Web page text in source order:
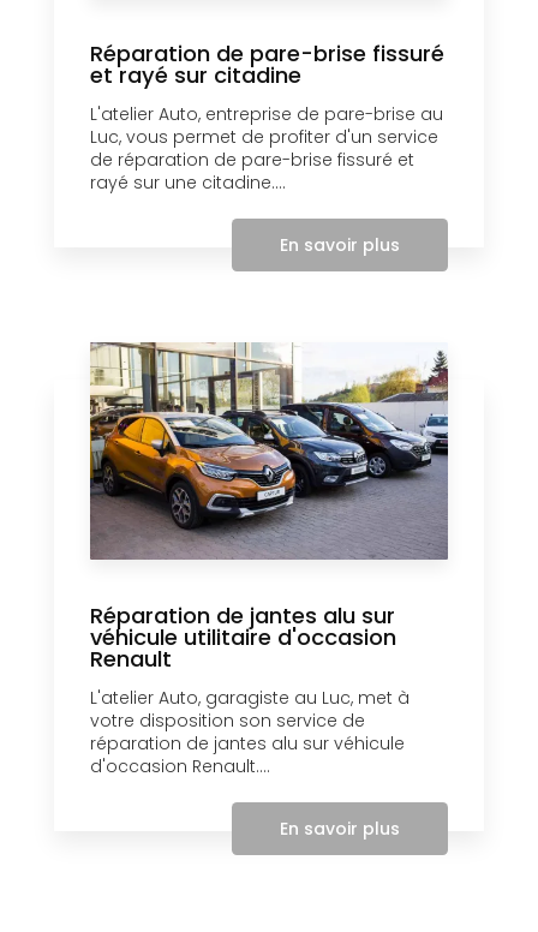
Réparation de pare-brise fissuré
et rayé sur citadine
L'atelier Auto, entreprise de pare-brise au
Luc, vous permet de profiter d'un service
de réparation de pare-brise fissuré et
rayé sur une citadine....
En savoir plus
Réparation de jantes alu sur
véhicule utilitaire d'occasion
Renault
L'atelier Auto, garagiste au Luc, met à
votre disposition son service de
réparation de jantes alu sur véhicule
d'occasion Renault....
En savoir plus